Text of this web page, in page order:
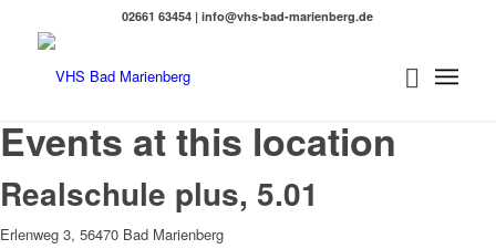
02661 63454 | info@vhs-bad-marienberg.de
Events at this location
Realschule plus, 5.01
Erlenweg 3, 56470 Bad Marienberg